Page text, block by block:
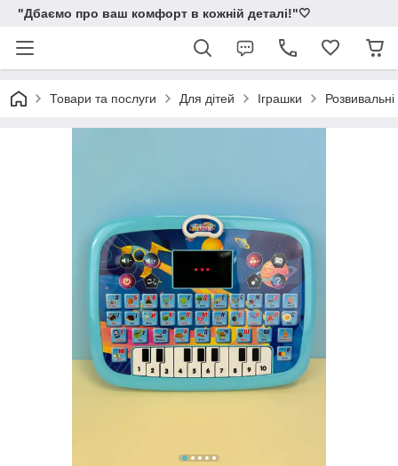
"Дбаємо про ваш комфорт в кожній деталі!"🤍
Товари та послуги Для дітей Іграшки Розвивальні